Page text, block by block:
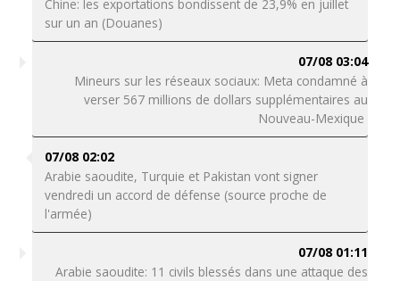
Chine: les exportations bondissent de 23,9% en juillet
sur un an (Douanes)
07/08 03:04
Mineurs sur les réseaux sociaux: Meta condamné à
verser 567 millions de dollars supplémentaires au
Nouveau-Mexique
07/08 02:02
Arabie saoudite, Turquie et Pakistan vont signer
vendredi un accord de défense (source proche de
l'armée)
07/08 01:11
Arabie saoudite: 11 civils blessés dans une attaque des